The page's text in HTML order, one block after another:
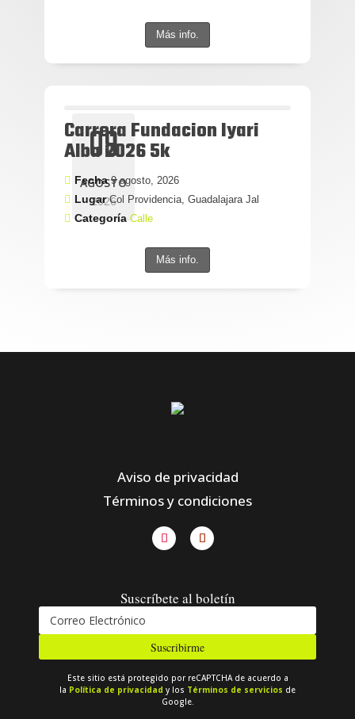
Más info.
09
AGOSTO
2026
Carrera Fundacion Iyari
Alba 2026 5k
Fecha9 agosto, 2026
LugarCol Providencia, Guadalajara Jal
Categoría Calle
Más info.
Aviso de privacidad
Términos y condiciones
Suscríbete al boletín
Suscribirme
Este sitio está protegido por reCAPTCHA de acuerdo a
la Política de privacidad y los Términos de servicios de
Google.